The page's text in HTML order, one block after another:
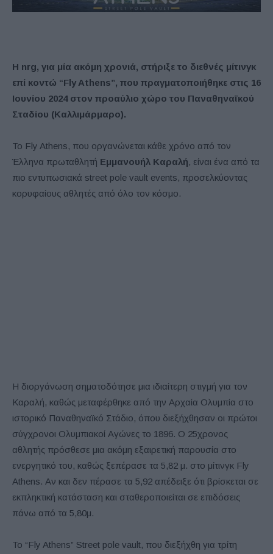
Η nrg, για μία ακόμη χρονιά, στήριξε το διεθνές μίτινγκ
επί κοντώ “Fly Athens”, που πραγματοποιήθηκε στις 16
Ιουνίου 2024 στον προαύλιο χώρο του Παναθηναϊκού
Σταδίου (Καλλιμάρμαρο).
Το Fly Athens, που οργανώνεται κάθε χρόνο από τον
Έλληνα πρωταθλητή Εμμανουήλ Καραλή, είναι ένα από τα
πιο εντυπωσιακά street pole vault events, προσελκύοντας
κορυφαίους αθλητές από όλο τον κόσμο.
Η διοργάνωση σηματοδότησε μια ιδιαίτερη στιγμή για τον
Καραλή, καθώς μεταφέρθηκε από την Αρχαία Ολυμπία στο
ιστορικό Παναθηναϊκό Στάδιο, όπου διεξήχθησαν οι πρώτοι
σύγχρονοι Ολυμπιακοί Αγώνες το 1896. Ο 25χρονος
αθλητής πρόσθεσε μια ακόμη εξαιρετική παρουσία στο
ενεργητικό του, καθώς ξεπέρασε τα 5,82 μ. στο μίτινγκ Fly
Athens. Αν και δεν πέρασε τα 5,92 απέδειξε ότι βρίσκεται σε
εκπληκτική κατάσταση και σταθεροποιείται σε επιδόσεις
πάνω από τα 5,80μ.
Το “Fly Athens” Street pole vault, που διεξήχθη για τρίτη